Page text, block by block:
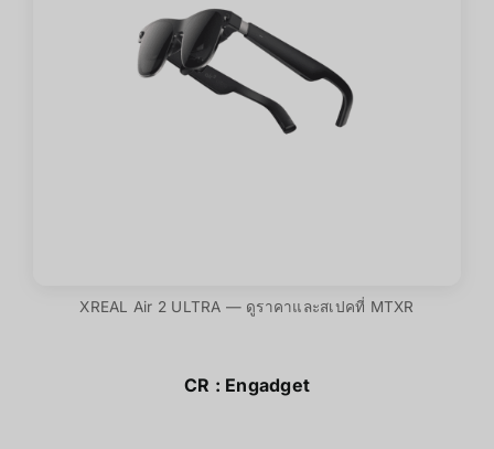
XREAL Air 2 ULTRA — ดูราคาและสเปคที่ MTXR
CR : Engadget